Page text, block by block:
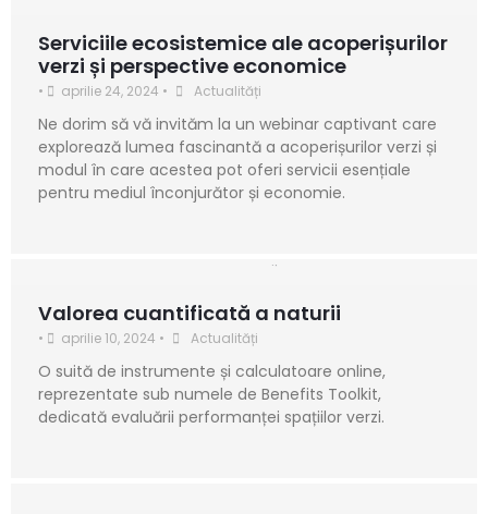
Serviciile ecosistemice ale acoperișurilor
verzi și perspective economice
• aprilie 24, 2024 • Actualități
Ne dorim să vă invităm la un webinar captivant care
explorează lumea fascinantă a acoperișurilor verzi și
modul în care acestea pot oferi servicii esențiale
pentru mediul înconjurător și economie.
Valorea cuantificată a naturii
• aprilie 10, 2024 • Actualități
O suită de instrumente și calculatoare online,
reprezentate sub numele de Benefits Toolkit,
dedicată evaluării performanței spațiilor verzi.